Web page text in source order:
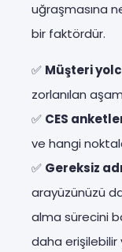
uğraşmasına
bir faktördür.
✅ Müşteri
zorlanılan
✅ CES
ve hangi
✅ Gereksiz
arayüzünüzü
alma sürecini
daha erişilebilir